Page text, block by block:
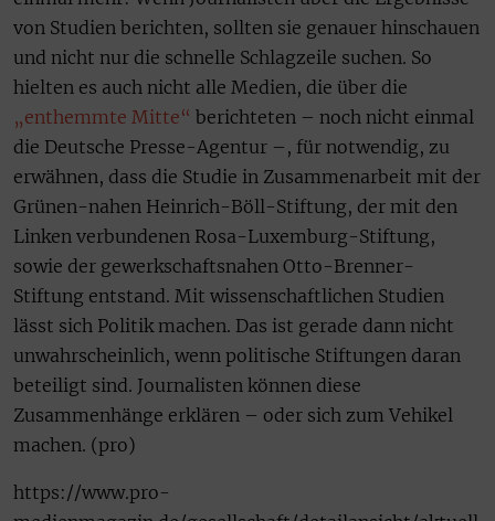
von Studien berichten, sollten sie genauer hinschauen
und nicht nur die schnelle Schlagzeile suchen. So
hielten es auch nicht alle Medien, die über die
„enthemmte Mitte“ berichteten – noch nicht einmal
die Deutsche Presse-Agentur –, für notwendig, zu
erwähnen, dass die Studie in Zusammenarbeit mit der
Grünen-nahen Heinrich-Böll-Stiftung, der mit den
Linken verbundenen Rosa-Luxemburg-Stiftung,
sowie der gewerkschaftsnahen Otto-Brenner-
Stiftung entstand. Mit wissenschaftlichen Studien
lässt sich Politik machen. Das ist gerade dann nicht
unwahrscheinlich, wenn politische Stiftungen daran
beteiligt sind. Journalisten können diese
Zusammenhänge erklären – oder sich zum Vehikel
machen. (pro)
https://www.pro-